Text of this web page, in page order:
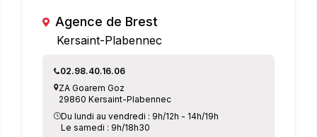
Agence de Brest
Kersaint-Plabennec
02.98.40.16.06
ZA Goarem Goz
29860 Kersaint-Plabennec
Du lundi au vendredi : 9h/12h - 14h/19h
Le samedi : 9h/18h30